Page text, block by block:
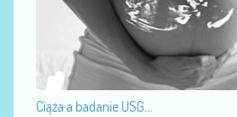
Ciąża a badanie USG...